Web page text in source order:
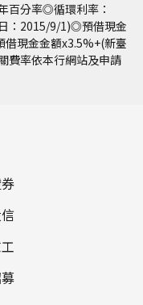
百分率◎循環利率：
：2015/9/1)◎預借現金
借現金金額x3.5%+(新臺
費率依本行網站及申請